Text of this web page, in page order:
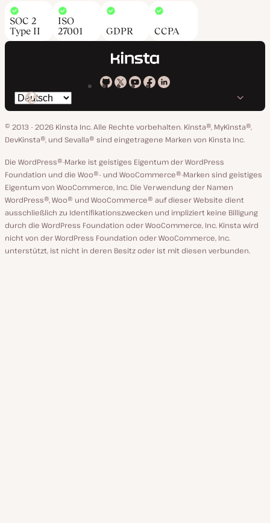
SOC 2
Type II
ISO
27001
GDPR CCPA
Kinsta
GitHub
Kinsta
X
Kinsta
YouTube
Kinsta
Facebook
Kinsta
LinkedIn
Spräche
ändern
© 2013 - 2026 Kinsta Inc. Alle Rechte vorbehalten. Kinsta®, MyKinsta®,
DevKinsta®, und Sevalla® sind eingetragene Marken von Kinsta Inc.
Die WordPress®-Marke ist geistiges Eigentum der WordPress
Foundation und die Woo®- und WooCommerce®-Marken sind geistiges
Eigentum von WooCommerce, Inc. Die Verwendung der Namen
WordPress®, Woo® und WooCommerce® auf dieser Website dient
ausschließlich zu Identifikationszwecken und impliziert keine Billigung
durch die WordPress Foundation oder WooCommerce, Inc. Kinsta wird
nicht von der WordPress Foundation oder WooCommerce, Inc.
unterstützt, ist nicht in deren Besitz oder ist mit diesen verbunden.